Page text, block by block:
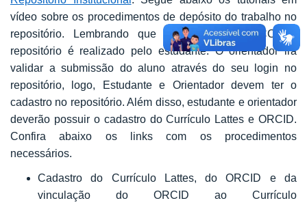
vídeo sobre os procedimentos de depósito do trabalho no
repositório. Lembrando que o depósito do TCC no
repositório é realizado pelo estudante. O orientador irá
validar a submissão do aluno através do seu login no
repositório, logo, Estudante e Orientador devem ter o
cadastro no repositório. Além disso, estudante e orientador
deverão possuir o cadastro do Currículo Lattes e ORCID.
Confira abaixo os links com os procedimentos
necessários.
Cadastro do Currículo Lattes, do ORCID e da
vinculação do ORCID ao Currículo